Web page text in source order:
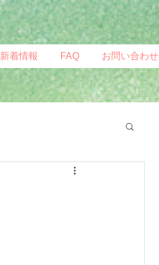
新着情報 FAQ お問い合わせ